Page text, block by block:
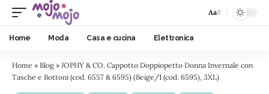
Aa
Home Moda Casa e cucina Elettronica
Home » Blog » JOPHY & CO. Cappotto Doppiopetto Donna Invernale con
Tasche e Bottoni (cod. 6557 & 6595) (Beige/1 (cod. 6595), 3XL)